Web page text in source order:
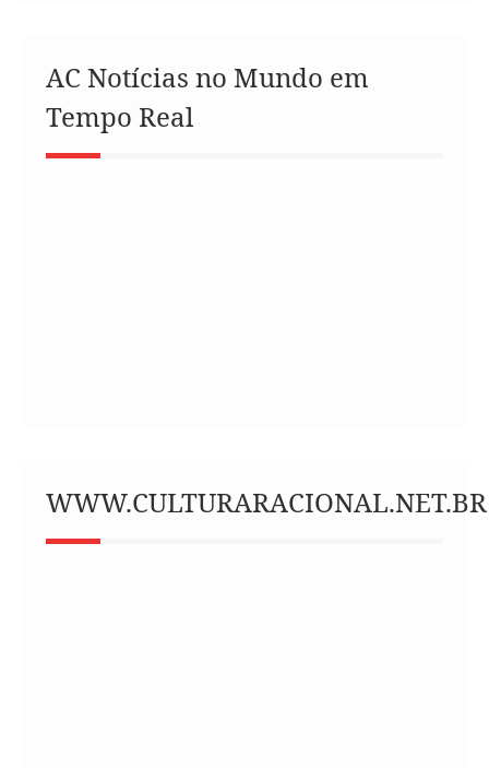
AC Notícias no Mundo em
Tempo Real
WWW.CULTURARACIONAL.NET.BR